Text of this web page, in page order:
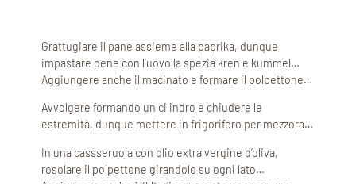
Grattugiare il pane assieme alla paprika, dunque
impastare bene con l’uovo la spezia kren e kummel…
Aggiungere anche il macinato e formare il polpettone…
Avvolgere formando un cilindro e chiudere le
estremità, dunque mettere in frigorifero per mezzora…
In una cassseruola con olio extra vergine d’oliva,
rosolare il polpettone girandolo su ogni lato…